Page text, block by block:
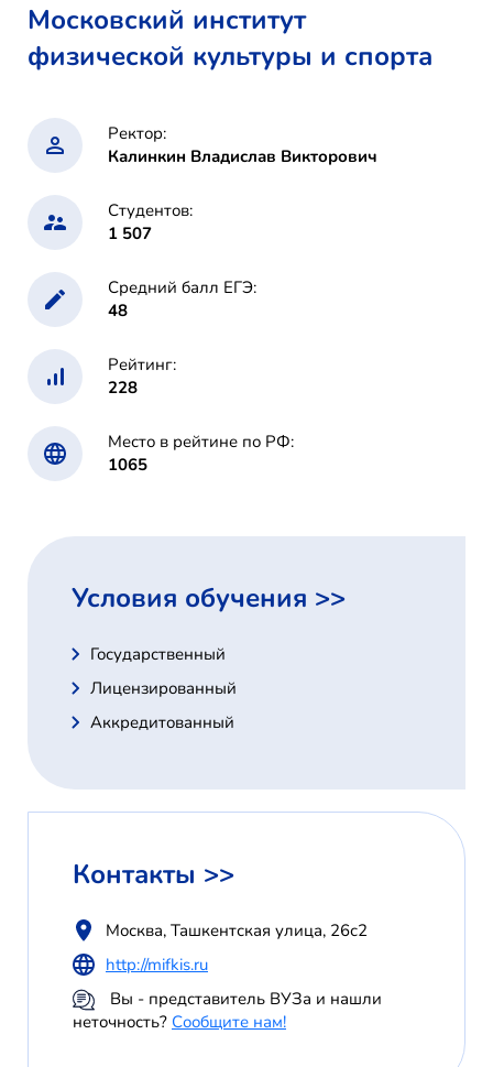
Московский институт
физической культуры и спорта
Ректор:
Калинкин Владислав Викторович
Студентов:
1 507
Средний балл ЕГЭ:
48
Рейтинг:
228
Место в рейтине по РФ:
1065
Условия обучения >>
Государственный
Лицензированный
Аккредитованный
Контакты >>
Москва, Ташкентская улица, 26с2
http://mifkis.ru
Вы - представитель ВУЗа и нашли
неточность? Сообщите нам!